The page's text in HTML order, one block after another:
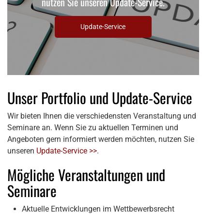
Update-Service
Unser Portfolio und Update-Service
Wir bieten Ihnen die verschiedensten Veranstaltung und
Seminare an. Wenn Sie zu aktuellen Terminen und
Angeboten gern informiert werden möchten, nutzen Sie
unseren Update-Service >>.
Mögliche Veranstaltungen und
Seminare
Aktuelle Entwicklungen im Wettbewerbsrecht